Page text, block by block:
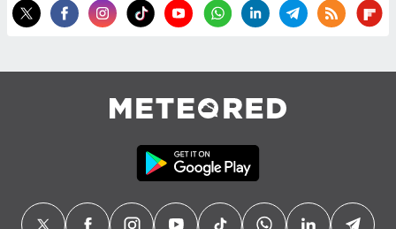
uso de
con el
publicidad